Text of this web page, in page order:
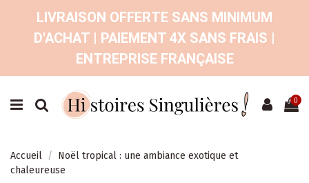
LIVRAISON OFFERTE SANS MINIMUM
D'ACHAT | PAIEMENT 4X SANS FRAIS |
ENTREPRISE FRANÇAISE
0
Accueil
Noël tropical : une ambiance exotique et
chaleureuse